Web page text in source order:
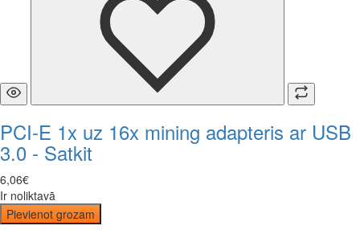
PCI-E 1x uz 16x mining adapteris ar USB
3.0 - Satkit
6,06€
Ir noliktavā
Pievienot grozam